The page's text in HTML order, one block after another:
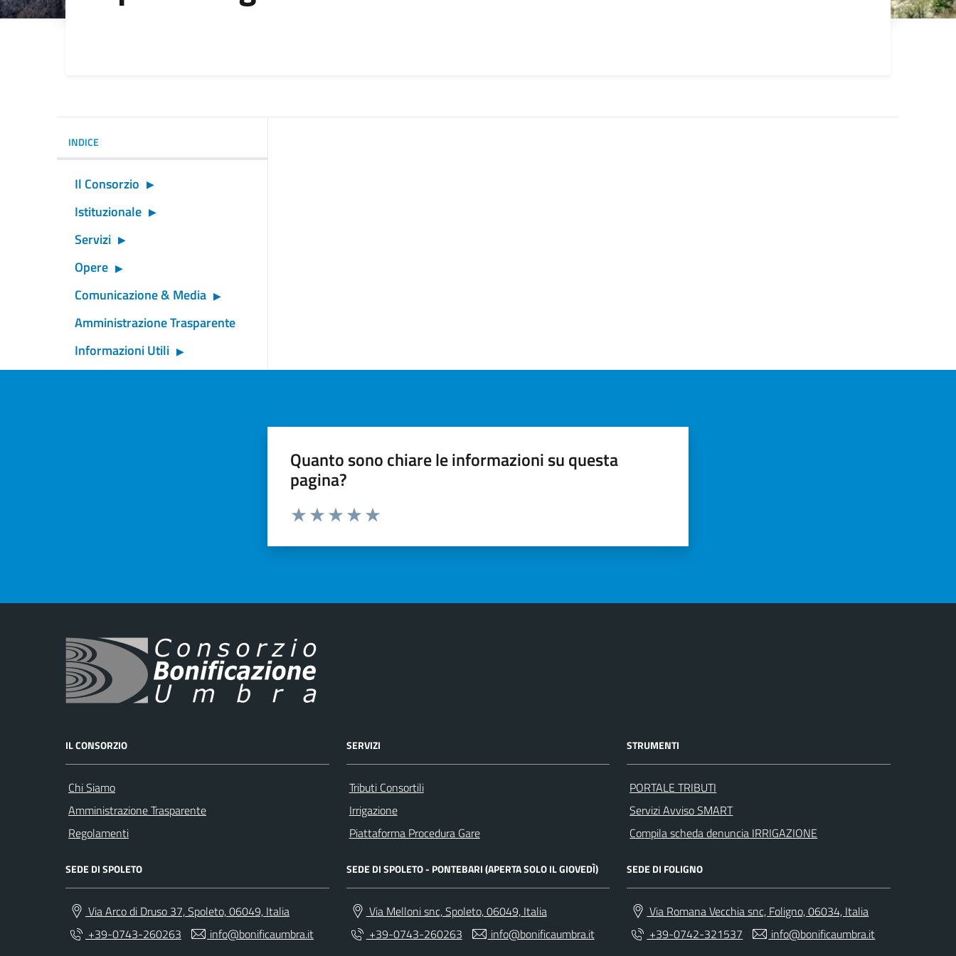
INDICE
Il Consorzio
Istituzionale
Servizi
Opere
Comunicazione & Media
Amministrazione Trasparente
Informazioni Utili
Quanto sono chiare le informazioni su questa
pagina?
IL CONSORZIO
Chi Siamo
Amministrazione Trasparente
Regolamenti
SEDE DI SPOLETO
Via Arco di Druso 37, Spoleto, 06049, Italia
+39-0743-260263
info@bonificaumbra.it
SERVIZI
Tributi Consortili
Irrigazione
Piattaforma Procedura Gare
SEDE DI SPOLETO - PONTEBARI (APERTA SOLO IL GIOVEDÌ)
Via Melloni snc, Spoleto, 06049, Italia
+39-0743-260263
info@bonificaumbra.it
STRUMENTI
PORTALE TRIBUTI
Servizi Avviso SMART
Compila scheda denuncia IRRIGAZIONE
SEDE DI FOLIGNO
Via Romana Vecchia snc, Foligno, 06034, Italia
+39-0742-321537
info@bonificaumbra.it